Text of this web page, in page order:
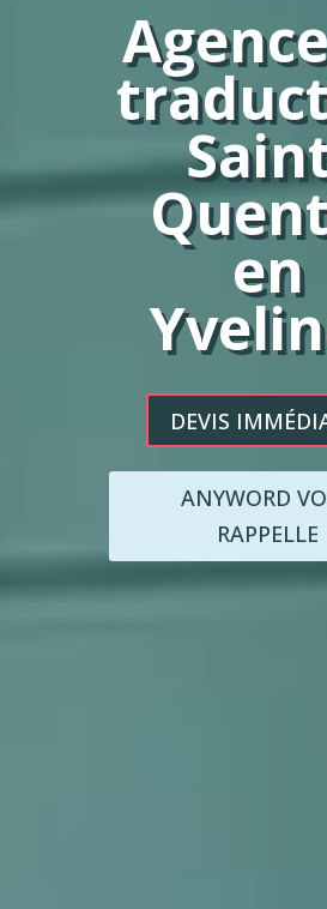
en
DEVIS
ANYWORD
RAPPELLE